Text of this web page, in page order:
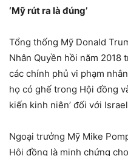
‘Mỹ rút ra là đúng’
Tổng thống Mỹ Donald
Nhân Quyền hồi năm 2018
các chính phủ vi phạm
họ có ghế trong Hội đồng
kiến kinh niên’ đối với
Ngoại trưởng Mỹ Mike
Hội đồng là minh chứng